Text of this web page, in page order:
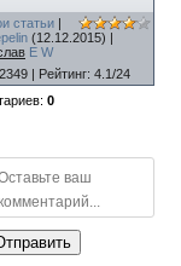
статьи |
(12.12.2015) |
E W
2349 | Рейтинг: 4.1/24
: 0